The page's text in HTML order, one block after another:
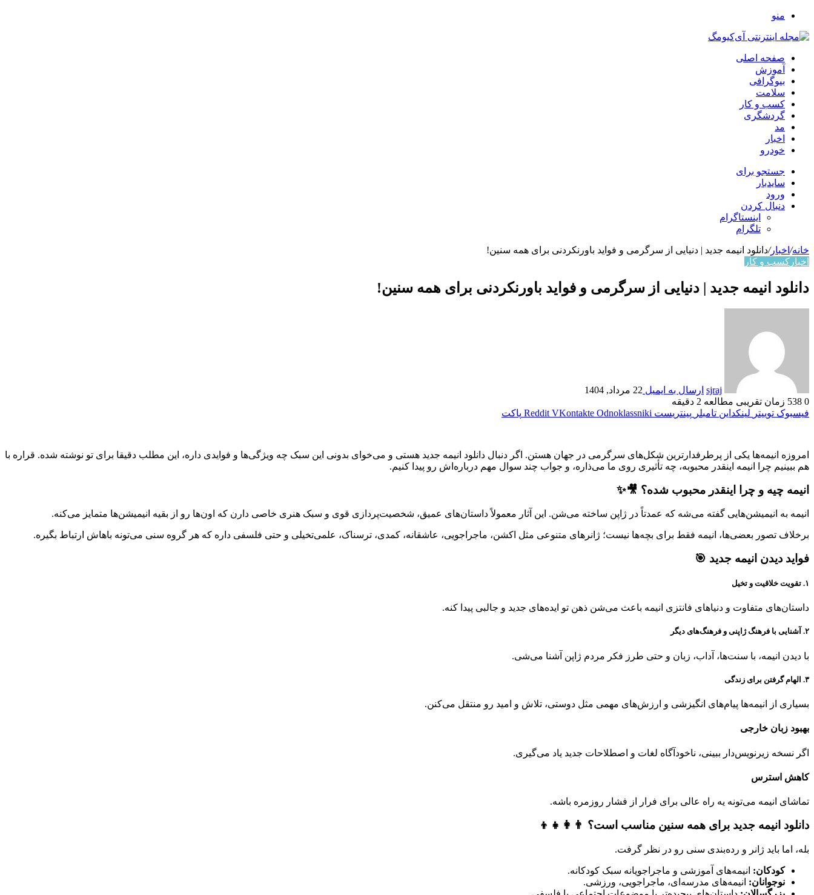
منو
صفحه اصلی
آموزش
بیوگرافی
سلامت
کسب و کار
گردشگری
مد
اخبار
خودرو
جستجو برای
سایدبار
ورود
دنبال کردن
اینستاگرام
تلگرام
خانه/ اخبار/دانلود انیمه جدید | دنیایی از سرگرمی و فواید باورنکردنی برای همه سنین!
اخبار کسب و کار
دانلود انیمه جدید | دنیایی از سرگرمی و فواید باورنکردنی برای همه سنین!
sjraj ارسال به ایمیل 22 مرداد, 1404
0
زمان تقریبی مطالعه 2 دقیقه
فیسبوک توییتر لینکداین تامبلر پینتریست Reddit VKontakte Odnoklassniki پاکت
امروزه انیمه‌ها یکی از پرطرفدارترین شکل‌های سرگرمی در جهان هستن. اگر دنبال دانلود انیمه جدید هستی و می‌خوای بدونی این سبک چه ویژگی‌ها و فوایدی داره، این مطلب دقیقا برای تو نوشته شده. قراره با
هم ببینیم چرا انیمه اینقدر محبوبه، چه تأثیری روی ما می‌ذاره، و جواب چند سوال مهم درباره‌اش رو پیدا کنیم.
انیمه چیه و چرا اینقدر محبوب شده؟ 🎥✨
انیمه به انیمیشن‌هایی گفته می‌شه که عمدتاً در ژاپن ساخته می‌شن. این آثار معمولاً داستان‌های عمیق، شخصیت‌پردازی قوی و سبک هنری خاصی دارن که اون‌ها رو از بقیه انیمیشن‌ها متمایز می‌کنه.
برخلاف تصور بعضی‌ها، انیمه فقط برای بچه‌ها نیست؛ ژانرهای متنوعی مثل اکشن، ماجراجویی، عاشقانه، کمدی، ترسناک، علمی‌تخیلی و حتی فلسفی داره که هر گروه سنی می‌تونه باهاش ارتباط بگیره.
فواید دیدن انیمه جدید 🎯
۱. تقویت خلاقیت و تخیل
داستان‌های متفاوت و دنیاهای فانتزی انیمه باعث می‌شن ذهن تو ایده‌های جدید و جالبی پیدا کنه.
۲. آشنایی با فرهنگ ژاپنی و فرهنگ‌های دیگر
با دیدن انیمه، با سنت‌ها، آداب، زبان و حتی طرز فکر مردم ژاپن آشنا می‌شی.
۳. الهام گرفتن برای زندگی
بسیاری از انیمه‌ها پیام‌های انگیزشی و ارزش‌های مهمی مثل دوستی، تلاش و امید رو منتقل می‌کنن.
بهبود زبان خارجی
اگر نسخه زیرنویس‌دار ببینی، ناخودآگاه لغات و اصطلاحات جدید یاد می‌گیری.
کاهش استرس
تماشای انیمه می‌تونه یه راه عالی برای فرار از فشار روزمره باشه.
دانلود انیمه جدید برای همه سنین مناسب است؟ 👨‍👩‍👧‍👦
بله، اما باید ژانر و رده‌بندی سنی رو در نظر گرفت.
کودکان: انیمه‌های آموزشی و ماجراجویانه سبک کودکانه.
نوجوانان: انیمه‌های مدرسه‌ای، ماجراجویی، ورزشی.